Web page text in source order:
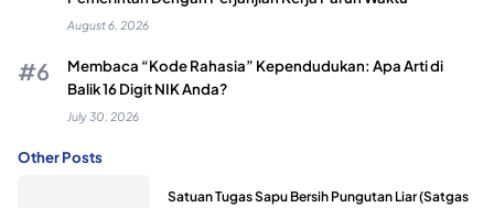
August 6, 2026
Membaca “Kode Rahasia” Kependudukan: Apa Arti di
Balik 16 Digit NIK Anda?
July 30, 2026
Other Posts
Satuan Tugas Sapu Bersih Pungutan Liar (Satgas